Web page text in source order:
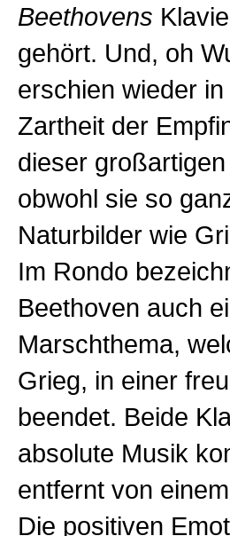
Beethovens
gehört. Und, oh
erschien wieder
Zartheit der
dieser
obwohl sie so
Naturbilder wie
Im Rondo
Beethoven auch
Marschthema,
Grieg, in einer
beendet. Beide
absolute Musik
entfernt von
Die positiven